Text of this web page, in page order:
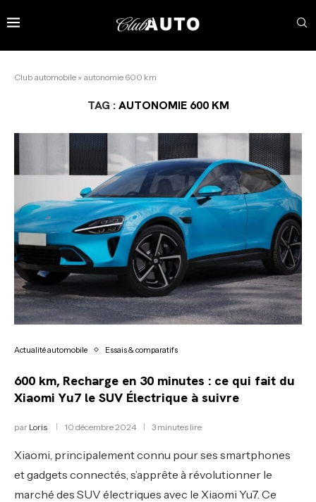
Club automobile » autonomie 600 km
TAG :AUTONOMIE 600 KM
Actualité automobile Essais & comparatifs
600 km, Recharge en 30 minutes : ce qui fait du
Xiaomi Yu7 le SUV Électrique à suivre
par Loris 10 décembre 2024 3 minutes lire
Xiaomi, principalement connu pour ses smartphones
et gadgets connectés, s’apprête à révolutionner le
marché des SUV électriques avec le Xiaomi Yu7. Ce